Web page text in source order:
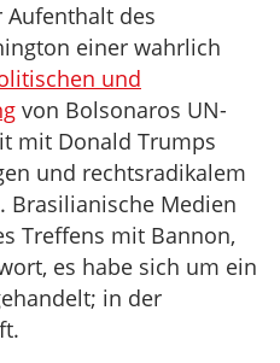
des
einer wahrlich
und
von Bolsonaros UN-
mit Donald Trumps
und rechtsradikalem
Brasilianische Medien
Treffens mit Bannon,
es habe sich um ein
in der